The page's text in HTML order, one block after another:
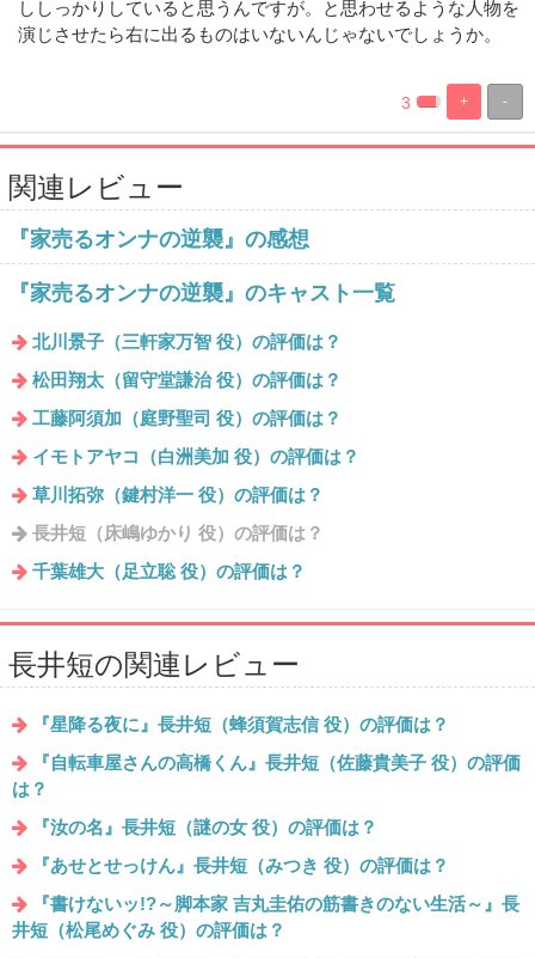
ししっかりしていると思うんですが。と思わせるような人物を
演じさせたら右に出るものはいないんじゃないでしょうか。
-
+
%
Complete
100%
Complete
3
関連レビュー
『家売るオンナの逆襲』の感想
『家売るオンナの逆襲』のキャスト一覧
北川景子（三軒家万智 役）の評価は？
松田翔太（留守堂謙治 役）の評価は？
工藤阿須加（庭野聖司 役）の評価は？
イモトアヤコ（白洲美加 役）の評価は？
草川拓弥（鍵村洋一 役）の評価は？
長井短（床嶋ゆかり 役）の評価は？
千葉雄大（足立聡 役）の評価は？
長井短の関連レビュー
『星降る夜に』長井短（蜂須賀志信 役）の評価は？
『自転車屋さんの高橋くん』長井短（佐藤貴美子 役）の評価
は？
『汝の名』長井短（謎の女 役）の評価は？
『あせとせっけん』長井短（みつき 役）の評価は？
『書けないッ!?～脚本家 吉丸圭佑の筋書きのない生活～』長
井短（松尾めぐみ 役）の評価は？